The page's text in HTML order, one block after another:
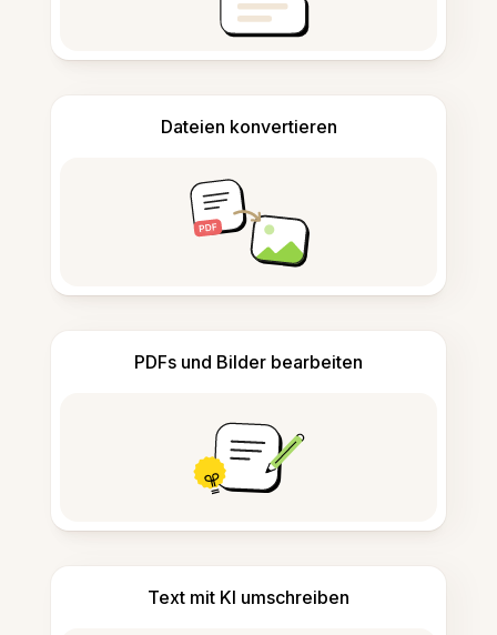
Dateien konvertieren
PDFs und Bilder bearbeiten
Text mit KI umschreiben